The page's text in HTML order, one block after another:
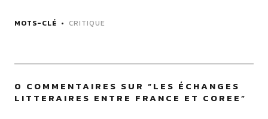
MOTS-CLÉ CRITIQUE
0 COMMENTAIRES SUR “LES ÉCHANGES
LITTERAIRES ENTRE FRANCE ET COREE”